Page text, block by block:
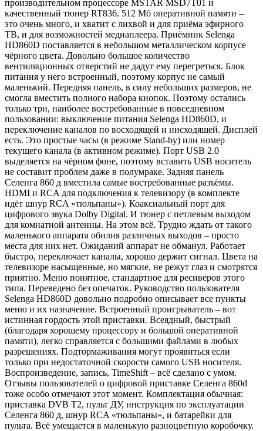
производительном процессоре MSTAR MSD7T01 и
качественный тюнер RT836. 512 Мб оперативной памяти –
это очень много, и хватит с лихвой и для приёма эфирного
ТВ, и для возможностей медиаплеера. Приёмник Selenga
HD860D поставляется в небольшом металлическом корпусе
чёрного цвета. Довольно большое количество
вентиляционных отверстий не дадут ему перегреться. Блок
питания у него встроенный, поэтому корпус не самый
маленький. Передняя панель, в силу небольших размеров, не
смогла вместить полного набора кнопок. Поэтому остались
только три, наиболее востребованные в повседневном
пользовании: выключение питания Selenga HD860D, и
переключение каналов по восходящей и нисходящей. Дисплей
есть. Это простые часы (в режиме Stand-by) или номер
текущего канала (в активном режиме). Порт USB 2.0
выделяется на чёрном фоне, поэтому вставить USB носитель
не составит проблем даже в полумраке. Задняя панель
Селенга 860 д вместила самые востребованные разъёмы.
HDMI и RCA для подключения к телевизору (в комплекте
идёт шнур RCA «тюльпаны»). Коаксиальный порт для
цифрового звука Dolby Digital. И тюнер с петлевым выходом
для комнатной антенны. На этом всё. Трудно ждать от такого
маленького аппарата обилия различных выходов – просто
места для них нет. Ожиданий аппарат не обманул. Работает
быстро, переключает каналы, хорошо держит сигнал. Цвета на
телевизоре насыщенные, но мягкие, не режут глаз и смотрятся
приятно. Меню понятное, стандартное для ресиверов этого
типа. Переведено без опечаток. Руководство пользователя
Selenga HD860D довольно подробно описывает все пункты
меню и их назначение. Встроенный проигрыватель – вот
истинная гордость этой приставки. Всеядный, быстрый
(благодаря хорошему процессору и большой оперативной
памяти), легко справляется с большими файлами в любых
разрешениях. Подтормаживания могут проявиться если
только при недостаточной скорости самого USB носителя.
Воспроизведение, запись, TimeShift – всё сделано с умом.
Отзывы пользователей о цифровой приставке Селенга 860d
тоже особо отмечают этот момент. Комплектация обычная:
приставка DVB T2, пульт ДУ, инструкция по эксплуатации
Селенга 860 д, шнур RCA «тюльпаны», и батарейки для
пульта. Всё умещается в маленькую разноцветную коробочку.